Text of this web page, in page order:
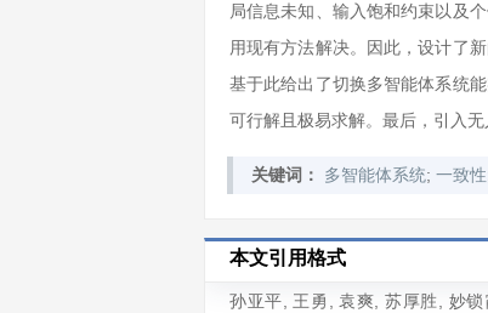
局信息未知、输入饱和约束以及
用现有方法解决。因此，设计了
基于此给出了切换多智能体系统
可行解且极易求解。最后，引入
关键词： 多智能体系统; 一致性
本文引用格式
孙亚平 王勇 袁爽 ,苏厚胜 妙锁